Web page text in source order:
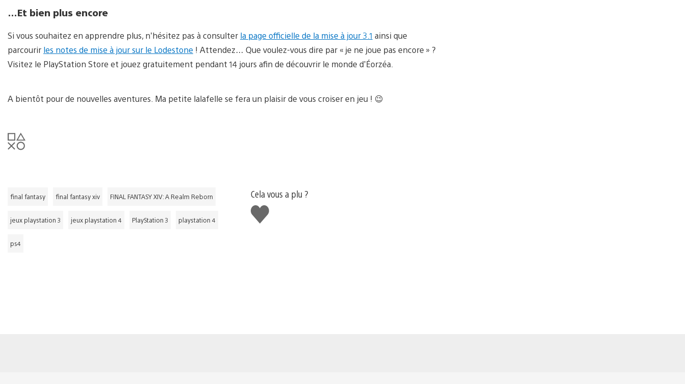
…Et bien plus encore
Si vous souhaitez en apprendre plus, n’hésitez pas à consulter la page officielle de la mise à jour 3.1 ainsi que
parcourir les notes de mise à jour sur le Lodestone ! Attendez… Que voulez-vous dire par « je ne joue pas encore » ?
Visitez le PlayStation Store et jouez gratuitement pendant 14 jours afin de découvrir le monde d’Éorzéa.
A bientôt pour de nouvelles aventures. Ma petite lalafelle se fera un plaisir de vous croiser en jeu ! 😉
final fantasy final fantasy xiv FINAL FANTASY XIV: A Realm Reborn
jeux playstation 3 jeux playstation 4 PlayStation 3 playstation 4
ps4
Cela vous a plu ?
J'aime